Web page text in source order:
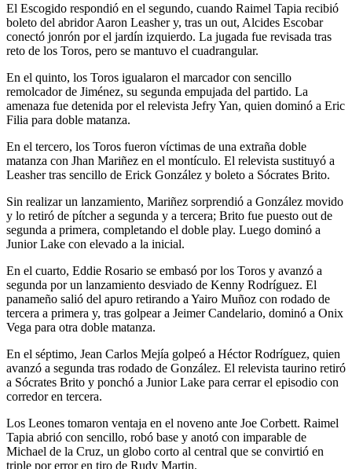
El Escogido respondió en el segundo, cuando Raimel Tapia recibió
boleto del abridor Aaron Leasher y, tras un out, Alcides Escobar
conectó jonrón por el jardín izquierdo. La jugada fue revisada tras
reto de los Toros, pero se mantuvo el cuadrangular.
En el quinto, los Toros igualaron el marcador con sencillo
remolcador de Jiménez, su segunda empujada del partido. La
amenaza fue detenida por el relevista Jefry Yan, quien dominó a Eric
Filia para doble matanza.
En el tercero, los Toros fueron víctimas de una extraña doble
matanza con Jhan Mariñez en el montículo. El relevista sustituyó a
Leasher tras sencillo de Erick González y boleto a Sócrates Brito.
Sin realizar un lanzamiento, Mariñez sorprendió a González movido
y lo retiró de pítcher a segunda y a tercera; Brito fue puesto out de
segunda a primera, completando el doble play. Luego dominó a
Junior Lake con elevado a la inicial.
En el cuarto, Eddie Rosario se embasó por los Toros y avanzó a
segunda por un lanzamiento desviado de Kenny Rodríguez. El
panameño salió del apuro retirando a Yairo Muñoz con rodado de
tercera a primera y, tras golpear a Jeimer Candelario, dominó a Onix
Vega para otra doble matanza.
En el séptimo, Jean Carlos Mejía golpeó a Héctor Rodríguez, quien
avanzó a segunda tras rodado de González. El relevista taurino retiró
a Sócrates Brito y ponchó a Junior Lake para cerrar el episodio con
corredor en tercera.
Los Leones tomaron ventaja en el noveno ante Joe Corbett. Raimel
Tapia abrió con sencillo, robó base y anotó con imparable de
Michael de la Cruz, un globo corto al central que se convirtió en
triple por error en tiro de Rudy Martin.